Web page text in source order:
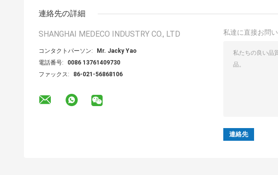
連絡先の詳細
SHANGHAI MEDECO INDUSTRY CO., LTD
コンタクトパーソン:
Mr. Jacky Yao
電話番号:
0086 13761409730
ファックス:
86-021-56868106
私達に直接お問